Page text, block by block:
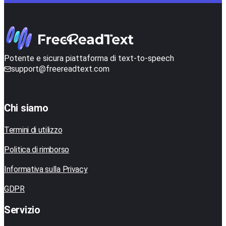
Potente e sicura piattaforma di text-to-speech
support@freereadtext.com
Chi siamo
Termini di utilizzo
Politica di rimborso
Informativa sulla Privacy
GDPR
Servizio